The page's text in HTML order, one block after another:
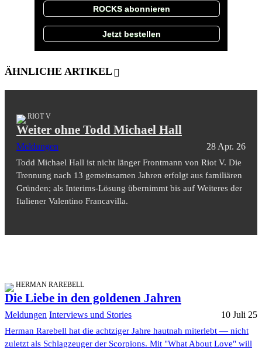
ROCKS abonnieren
Jetzt bestellen
ÄHNLICHE ARTIKEL
RIOT V
Weiter ohne Todd Michael Hall
Meldungen 28 Apr. 26
Todd Michael Hall ist nicht länger Frontmann von Riot V. Die
Trennung nach 13 gemeinsamen Jahren erfolgt aus familiären
Gründen; als Interims-Lösung übernimmt bis auf Weiteres der
Italiener Valentino Francavilla.
HERMAN RAREBELL
Die Liebe in den goldenen Jahren
Meldungen Interviews und Stories 10 Juli 25
Herman Rarebell hat die achtziger Jahre hautnah miterlebt — nicht
zuletzt als Schlagzeuger der Scorpions. Mit "What About Love" will